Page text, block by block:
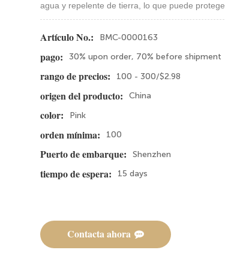
agua y repelente de tierra, lo que puede
Artículo No.:
BMC-0000163
pago:
30% upon order, 70% before shipment
rango de precios:
100 - 300/$2.98
origen del producto:
China
color:
Pink
orden mínima:
100
Puerto de embarque:
Shenzhen
tiempo de espera:
15 days
Contacta ahora